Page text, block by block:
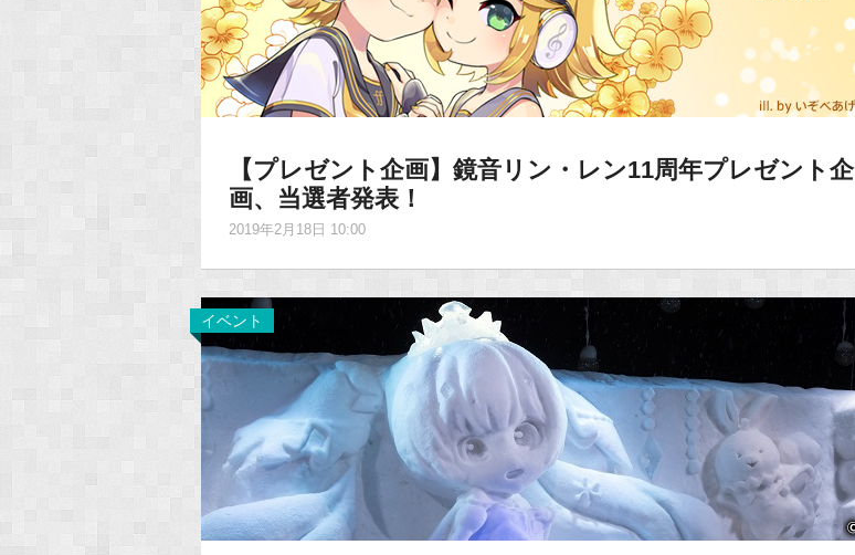
【プレゼント企画】鏡音リン・レン11周年プレゼント企
画、当選者発表！
2019年2月18日 10:00
イベント